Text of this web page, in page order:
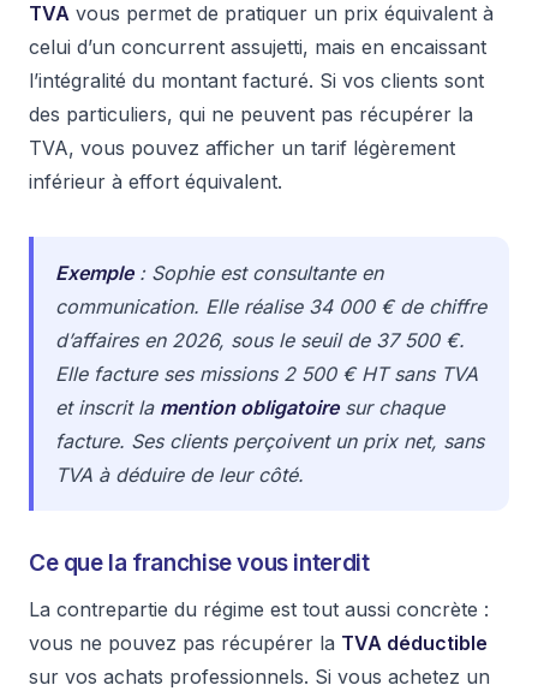
TVA vous permet de pratiquer un prix équivalent à
celui d’un concurrent assujetti, mais en encaissant
l’intégralité du montant facturé. Si vos clients sont
des particuliers, qui ne peuvent pas récupérer la
TVA, vous pouvez afficher un tarif légèrement
inférieur à effort équivalent.
Exemple: Sophie est consultante en
communication. Elle réalise 34 000 € de chiffre
d’affaires en 2026, sous le seuil de 37 500 €.
Elle facture ses missions 2 500 € HT sans TVA
et inscrit la mention obligatoiresur chaque
facture. Ses clients perçoivent un prix net, sans
TVA à déduire de leur côté.
Ce que la franchise vous interdit
La contrepartie du régime est tout aussi concrète :
vous ne pouvez pas récupérer la TVA déductible
sur vos achats professionnels. Si vous achetez un